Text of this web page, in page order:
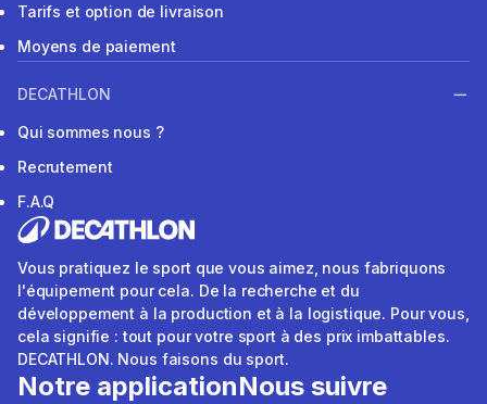
Tarifs et option de livraison
Moyens de paiement
DECATHLON
Qui sommes nous ?
Recrutement
F.A.Q
Vous pratiquez le sport que vous aimez, nous fabriquons
l'équipement pour cela. De la recherche et du
développement à la production et à la logistique. Pour vous,
cela signifie : tout pour votre sport à des prix imbattables.
DECATHLON. Nous faisons du sport.
Notre applicationNous suivre